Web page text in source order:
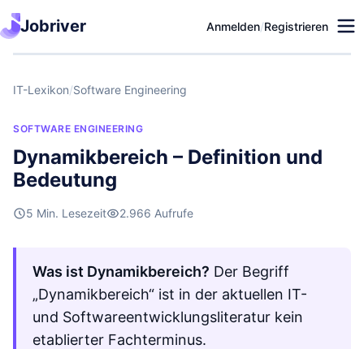
Jobriver Anmelden/Registrieren
IT-Lexikon/Software Engineering
SOFTWARE ENGINEERING
Dynamikbereich – Definition und
Bedeutung
5 Min. Lesezeit 2.966 Aufrufe
Was ist Dynamikbereich? Der Begriff
„Dynamikbereich“ ist in der aktuellen IT-
und Softwareentwicklungsliteratur kein
etablierter Fachterminus.